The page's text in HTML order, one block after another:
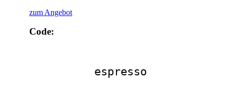
zum Angebot
Code:
espresso